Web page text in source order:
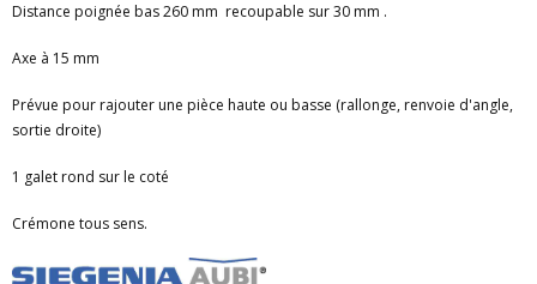
Distance poignée bas 260 mm recoupable sur 30 mm .
Axe à 15 mm
Prévue pour rajouter une pièce haute ou basse (rallonge, renvoie d'angle,
sortie droite)
1 galet rond sur le coté
Crémone tous sens.